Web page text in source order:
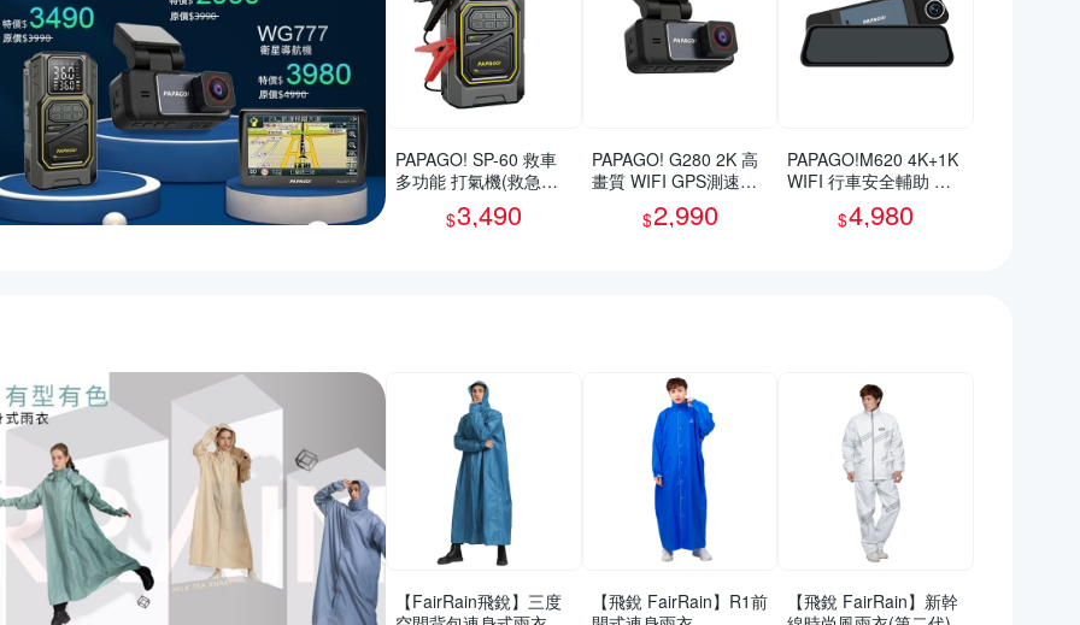
PAPAGO! SP-60 救車
多功能 打氣機(救急啟
動/快速打氣/應急照明)
$3,490
PAPAGO! G280 2K 高
畫質 WIFI GPS測速提
醒 行車紀錄器
$2,990
PAPAGO!M620 4K+1K
WIFI 行車安全輔助 電
子後視鏡 行車紀錄器
(測速照相/盲區偵測/行
$4,980
【FairRain飛銳】三度
【飛銳 FairRain】R1前
【飛銳 FairRain】新幹